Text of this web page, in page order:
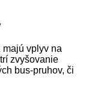
majú vplyv na
zvyšovanie
bus-pruhov, či